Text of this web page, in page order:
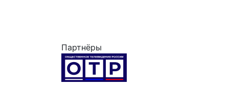
Партнёры